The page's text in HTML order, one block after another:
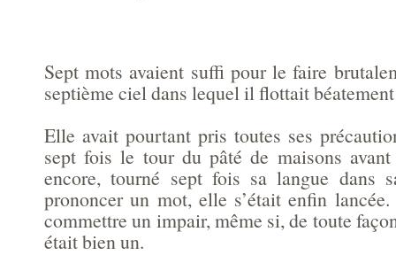
Sept mots avaient suffi pour le faire
septième ciel dans lequel il flottait
Elle avait pourtant pris toutes ses
sept fois le tour du pâté de maisons
encore, tourné sept fois sa langue dans
prononcer un mot, elle s’était enfin
commettre un impair, même si, de toute
était bien un.